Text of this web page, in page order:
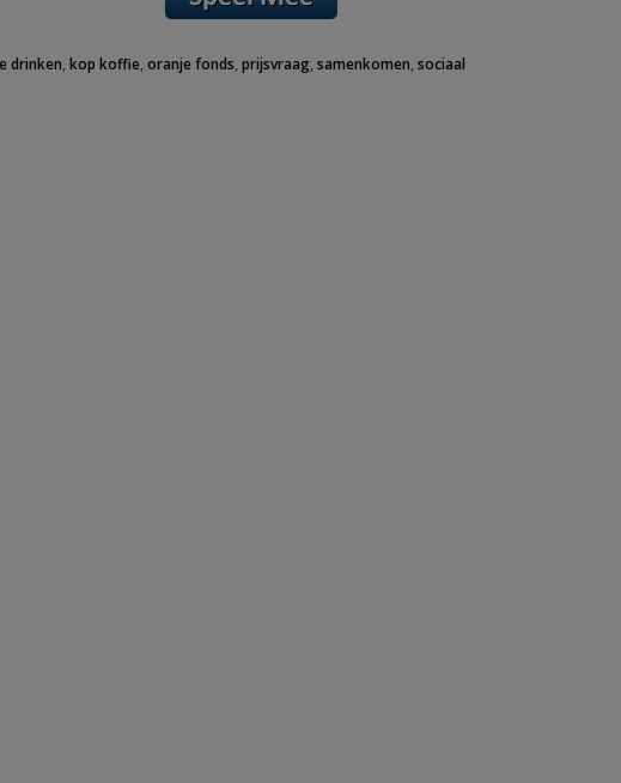
drinken,kop koffie,oranje fonds,prijsvraag,samenkomen,sociaal